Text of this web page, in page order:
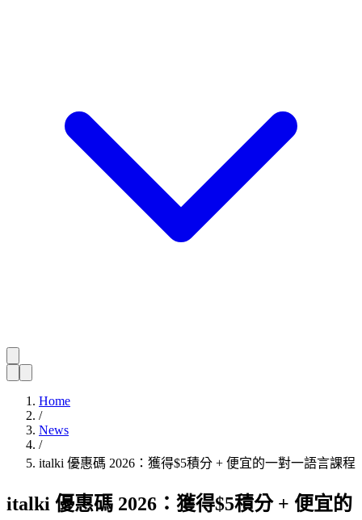
Home
/
News
/
italki 優惠碼 2026：獲得$5積分 + 便宜的一對一語言課程
italki 優惠碼 2026：獲得$5積分 + 便宜的